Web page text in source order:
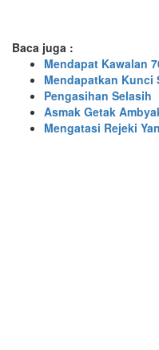
Baca juga :
Mendapat Kawalan
Mendapatkan Kunci
Pengasihan Selasih
Asmak Getak
Mengatasi Rejeki